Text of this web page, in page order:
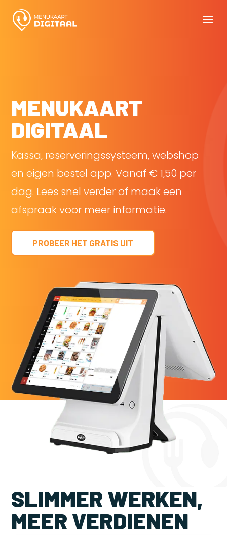
MENUKAART
DIGITAAL
Kassa, reserveringssysteem, webshop
en eigen bestel app. Vanaf € 1,50 per
dag. Lees snel verder of maak een
afspraak voor meer informatie.
PROBEER HET GRATIS UIT
SLIMMER WERKEN,
MEER VERDIENEN